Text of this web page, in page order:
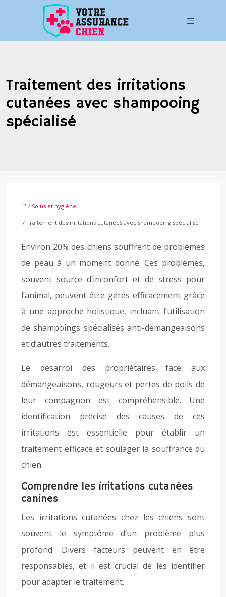
Traitement des irritations
cutanées avec shampooing
spécialisé
/ Soins et hygiène
/ Traitement des irritations cutanées avec shampooing spécialisé
Environ 20% des chiens souffrent de problèmes
de peau à un moment donné. Ces problèmes,
souvent source d’inconfort et de stress pour
l’animal, peuvent être gérés efficacement grâce
à une approche holistique, incluant l’utilisation
de shampoings spécialisés anti-démangeaisons
et d’autres traitements.
Le désarroi des propriétaires face aux
démangeaisons, rougeurs et pertes de poils de
leur compagnon est compréhensible. Une
identification précise des causes de ces
irritations est essentielle pour établir un
traitement efficace et soulager la souffrance du
chien.
Comprendre les irritations cutanées
canines
Les irritations cutanées chez les chiens sont
souvent le symptôme d’un problème plus
profond. Divers facteurs peuvent en être
responsables, et il est crucial de les identifier
pour adapter le traitement.